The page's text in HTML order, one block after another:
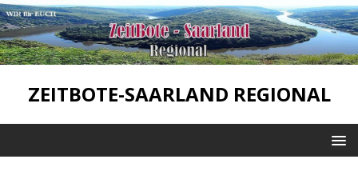
ZEITBOTE-SAARLAND REGIONAL